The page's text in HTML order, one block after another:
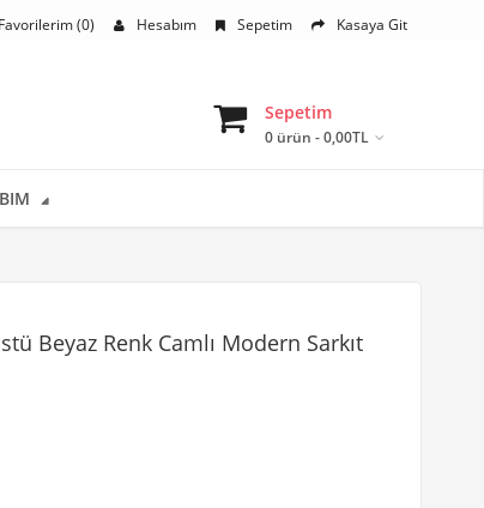
Favorilerim (0) Hesabım Sepetim Kasaya Git
Sepetim
0 ürün - 0,00TL
Beyaz Renk Camlı Modern Sarkıt